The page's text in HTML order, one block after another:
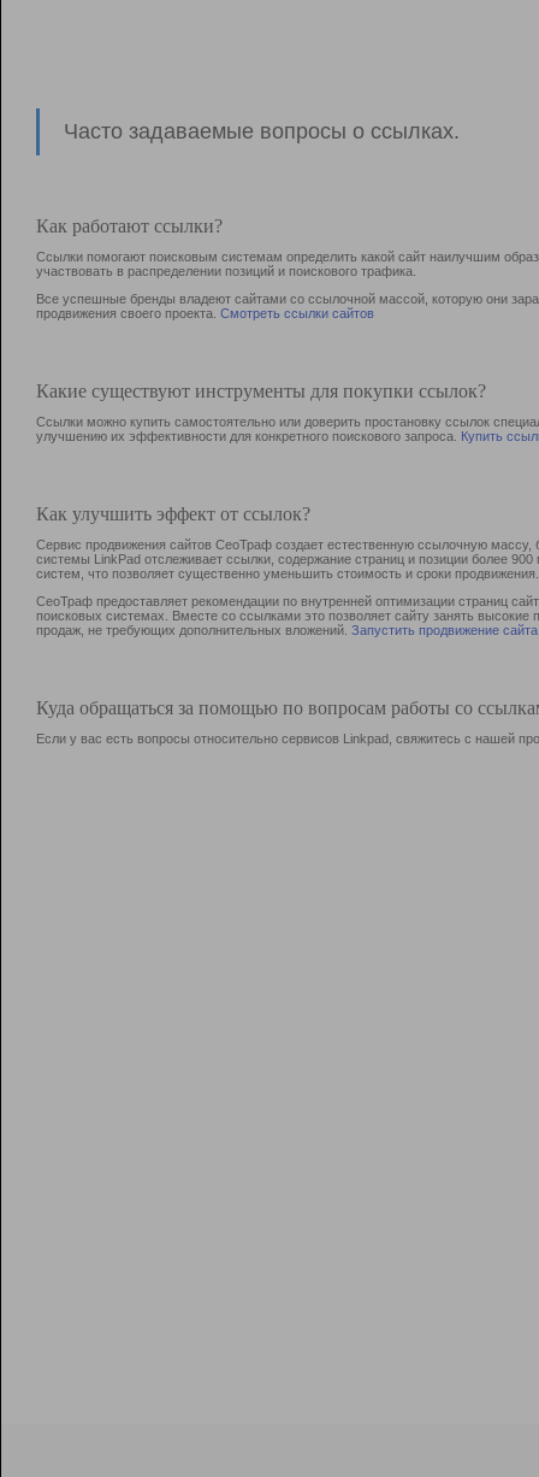
Часто задаваемые вопросы о ссылках.
Как работают ссылки?
Ссылки помогают поисковым системам определить какой сайт наилучшим
участвовать в раcпределении позиций и поискового трафика.
Все успешные бренды владеют сайтами со ссылочной массой, которую они
продвижения своего проекта. Смотреть ссылки сайтов
Какие существуют инструменты для покупки ссылок?
Ссылки можно купить самостоятельно или доверить простановку ссылок
улучшению их эффективности для конкретного поискового запроса. Купить
Как улучшить эффект от ссылок?
Сервис продвижения сайтов СеоТраф создает естественную ссылочную
системы LinkPad отслеживает ссылки, содержание страниц и позиции более
систем, что позволяет существенно уменьшить стоимость и сроки продвижения.
СеоТраф предоставляет рекомендации по внутренней оптимизации страниц
поисковых системах. Вместе со ссылками это позволяет сайту занять
продаж, не требующих дополнительных вложений. Запустить продвижение сайта
Куда обращаться за помощью по вопросам работы со
Если у вас есть вопросы относительно сервисов Linkpad, свяжитесь с нашей